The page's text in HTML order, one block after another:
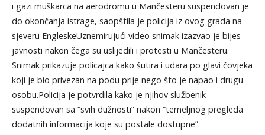
i gazi muškarca na aerodromu u Mančesteru suspendovan je
do okončanja istrage, saopštila je policija iz ovog grada na
sjeveru EngleskeUznemirujući video snimak izazvao je bijes
javnosti nakon čega su uslijedili i protesti u Mančesteru.
Snimak prikazuje policajca kako šutira i udara po glavi čovjeka
koji je bio privezan na podu prije nego što je napao i drugu
osobu.Policija je potvrdila kako je njihov službenik
suspendovan sa “svih dužnosti” nakon “temeljnog pregleda
dodatnih informacija koje su postale dostupne”.